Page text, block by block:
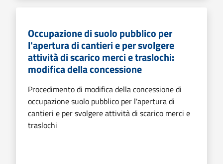
Occupazione di suolo pubblico per
l'apertura di cantieri e per svolgere
attività di scarico merci e traslochi:
modifica della concessione
Procedimento di modifica della concessione di
occupazione suolo pubblico per l'apertura di
cantieri e per svolgere attività di scarico merci e
traslochi